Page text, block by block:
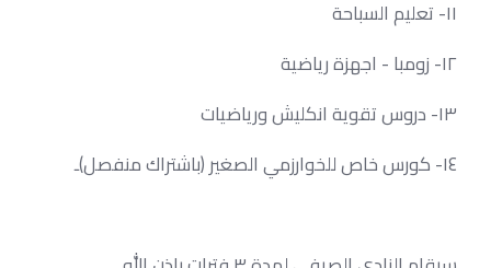
١١- تعليم السباحة
١٢- زومبا - اجهزة رياضية
١٣- دروس تقوية انكليش ورياضيات
١٤- كورس خاص للخوارزمي الصغير (باشتراك منفصل)ـ